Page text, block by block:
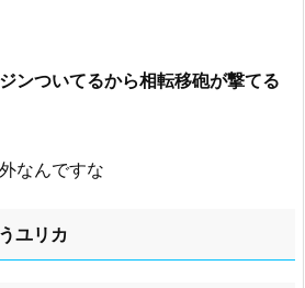
ンついてるから相転移砲が撃てる
なんですな
ユリカ